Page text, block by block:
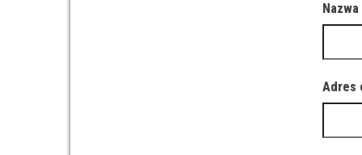
Nazwa
Adres